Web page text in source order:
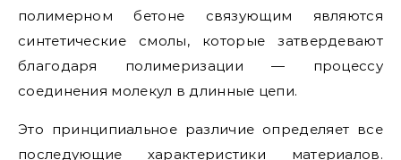
полимерном бетоне связующим являются
синтетические смолы, которые затвердевают
благодаря полимеризации — процессу
соединения молекул в длинные цепи.
Это принципиальное различие определяет все
последующие характеристики материалов.